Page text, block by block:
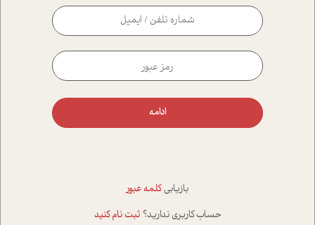
ادامه
بازیابی کلمه عبور
حساب کاربری ندارید؟ ثبت نام کنید